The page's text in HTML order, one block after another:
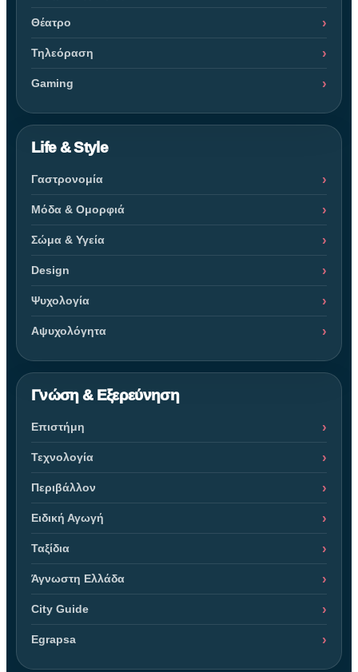
Θέατρο
Τηλεόραση
Gaming
Life & Style
Γαστρονομία
Μόδα & Ομορφιά
Σώμα & Υγεία
Design
Ψυχολογία
Αψυχολόγητα
Γνώση & Εξερεύνηση
Επιστήμη
Τεχνολογία
Περιβάλλον
Ειδική Αγωγή
Ταξίδια
Άγνωστη Ελλάδα
City Guide
Egrapsa